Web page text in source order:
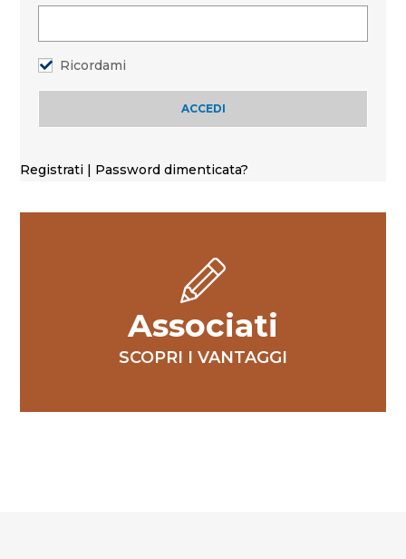
Ricordami
Registrati | Password dimenticata?
Associati
SCOPRI I VANTAGGI